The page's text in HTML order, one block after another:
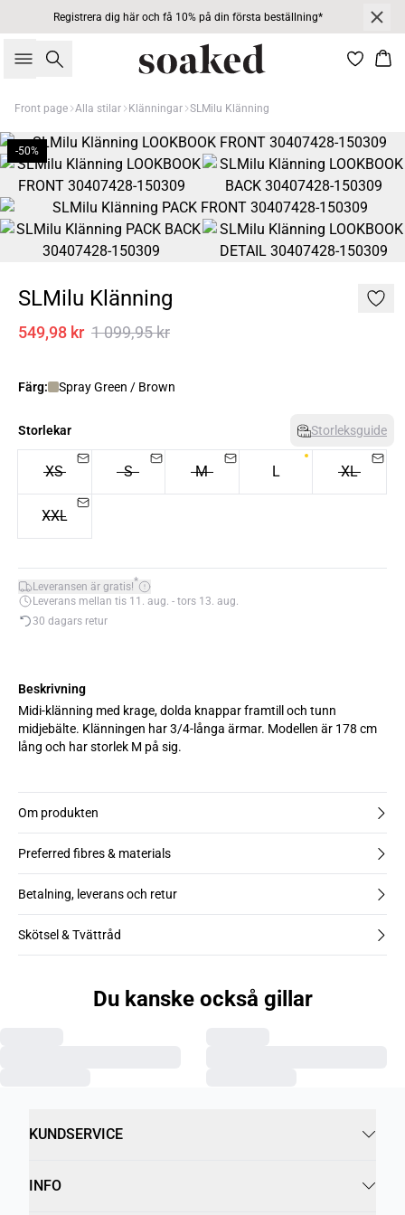
Registrera dig här och få 10% på din första beställning*
Sök
Front page Alla stilar Klänningar SLMilu Klänning
-50%
SLMilu Klänning
549,98 kr 1 099,95 kr
Färg: Spray Green / Brown
Storlekar Storleksguide
XS S M L XL
XXL
Leveransen är gratis!*
Leverans mellan tis 11. aug. - tors 13. aug.
30 dagars retur
Beskrivning
Midi-klänning med krage, dolda knappar framtill och tunn
midjebälte. Klänningen har 3/4-långa ärmar. Modellen är 178 cm
lång och har storlek M på sig.
Om produkten
Preferred fibres & materials
Betalning, leverans och retur
Skötsel & Tvättråd
Du kanske också gillar
KUNDSERVICE
INFO